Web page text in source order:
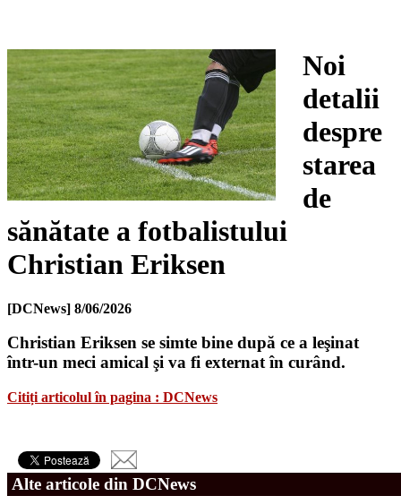
Noi
detalii
despre
starea
de
sănătate a fotbalistului
Christian Eriksen
[DCNews] 8/06/2026
Christian Eriksen se simte bine după ce a leşinat
într-un meci amical şi va fi externat în curând.
Citiți articolul în pagina : DCNews
Alte articole din DCNews